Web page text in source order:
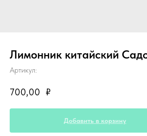
Лимонник китайский
Артикул:
700,00 ₽
Добавить в корзину